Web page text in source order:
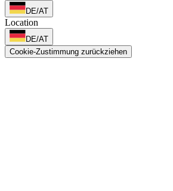
DE/AT
Location
DE/AT
Cookie-Zustimmung zurückziehen